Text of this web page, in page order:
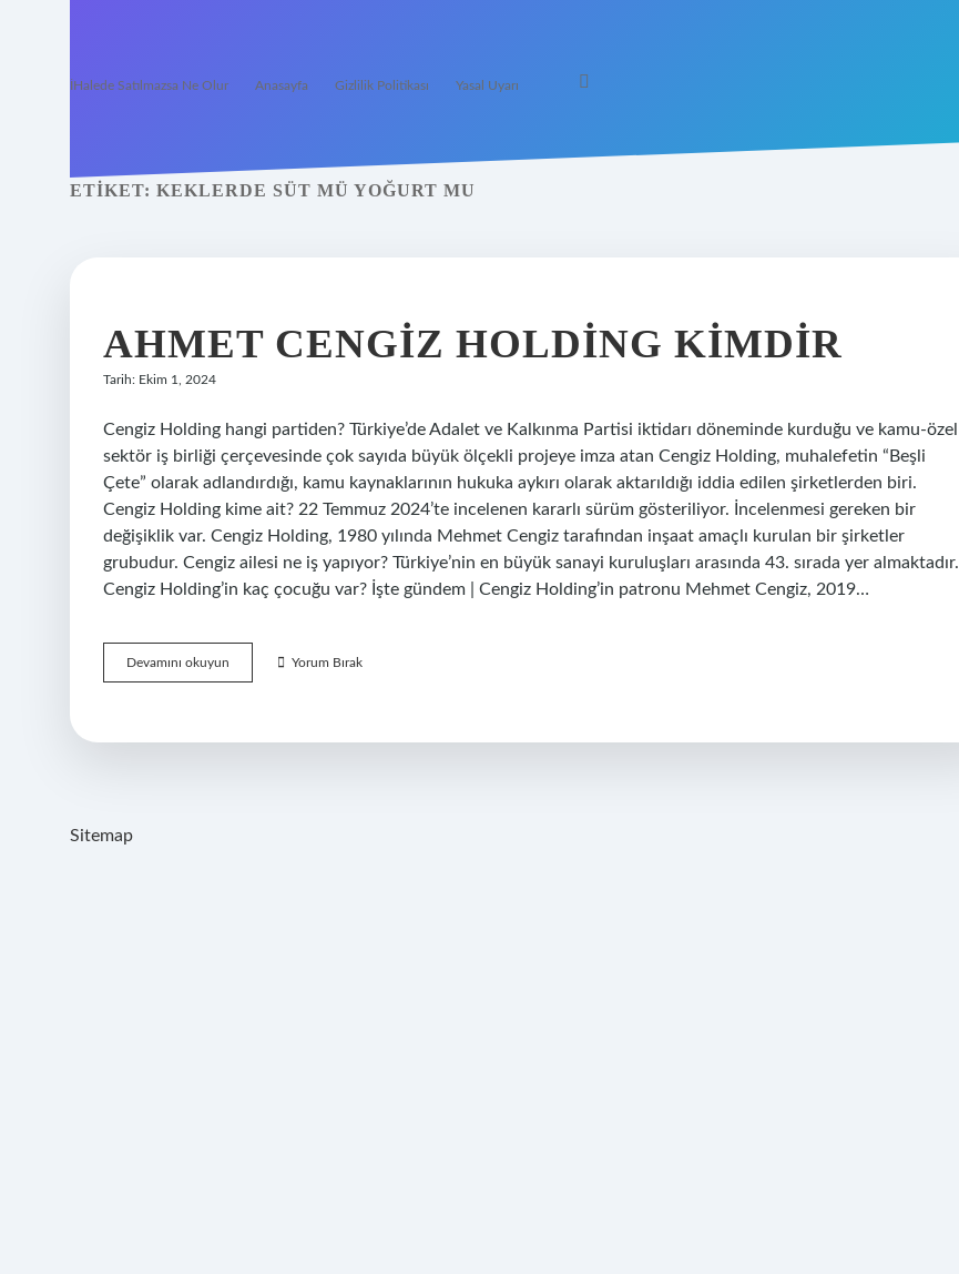
İHalede Satılmazsa Ne Olur Anasayfa Gizlilik Politikası Yasal Uyarı
ETIKET: KEKLERDE SÜT MÜ YOĞURT MU
AHMET CENGIZ HOLDING KIMDIR
Tarih: Ekim 1, 2024
Cengiz Holding hangi partiden? Türkiye’de Adalet ve Kalkınma Partisi iktidarı döneminde kurduğu ve kamu-özel
sektör iş birliği çerçevesinde çok sayıda büyük ölçekli projeye imza atan Cengiz Holding, muhalefetin “Beşli
Çete” olarak adlandırdığı, kamu kaynaklarının hukuka aykırı olarak aktarıldığı iddia edilen şirketlerden biri.
Cengiz Holding kime ait? 22 Temmuz 2024’te incelenen kararlı sürüm gösteriliyor. İncelenmesi gereken bir
değişiklik var. Cengiz Holding, 1980 yılında Mehmet Cengiz tarafından inşaat amaçlı kurulan bir şirketler
grubudur. Cengiz ailesi ne iş yapıyor? Türkiye’nin en büyük sanayi kuruluşları arasında 43. sırada yer almaktadır.
Cengiz Holding’in kaç çocuğu var? İşte gündem | Cengiz Holding’in patronu Mehmet Cengiz, 2019…
Devamını okuyun
Cengiz
Yorum Bırak
Sitemap